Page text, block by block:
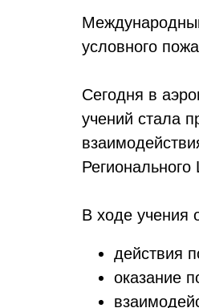
условного
Сегодня в
учений стала
В ходе учения
действия
оказание